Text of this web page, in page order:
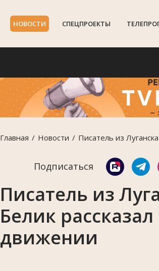
НОВОСТИ СПЕЦПРОЕКТЫ
Главная Новости Писатель из
Подписаться
Писатель из
Белик
движении